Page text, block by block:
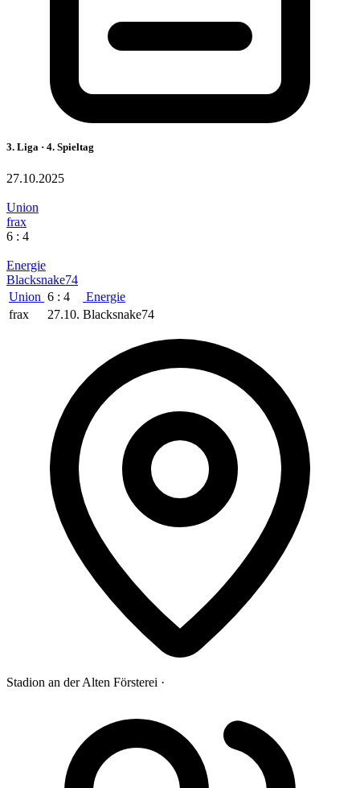
3. Liga · 4. Spieltag
27.10.2025
Union
frax
6 : 4
Energie
Blacksnake74
Union 6 : 4
Energie
frax
27.10. Blacksnake74
Stadion an der Alten Försterei ·